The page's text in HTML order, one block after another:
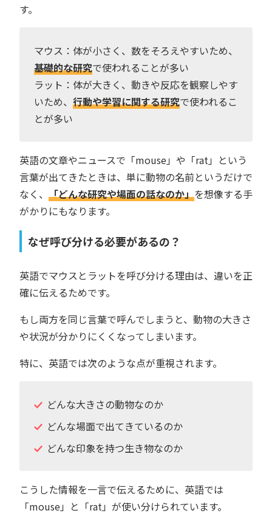
す。
マウス：体が小さく、数をそろえやすいため、
基礎的な研究で使われることが多い
ラット：体が大きく、動きや反応を観察しやす
いため、 行動や学習に関する研究で使われるこ
とが多い
英語の文章やニュースで「mouse」や「rat」という
言葉が出てきたときは、単に動物の名前というだけで
なく、 「どんな研究や場面の話なのか」を想像する手
がかりにもなります。
なぜ呼び分ける必要があるの？
英語でマウスとラットを呼び分ける理由は、違いを正
確に伝えるためです。
もし両方を同じ言葉で呼んでしまうと、動物の大きさ
や状況が分かりにくくなってしまいます。
特に、英語では次のような点が重視されます。
どんな大きさの動物なのか
どんな場面で出てきているのか
どんな印象を持つ生き物なのか
こうした情報を一言で伝えるために、英語では
「mouse」と「rat」が使い分けられています。